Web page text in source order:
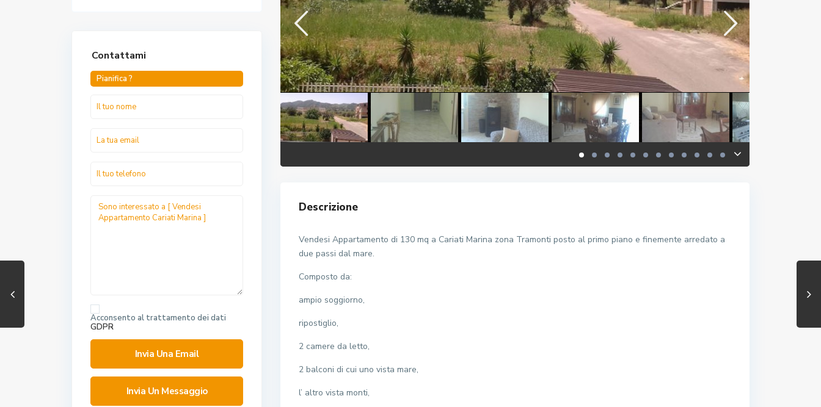
Descrizione
Vendesi Appartamento di 130 mq a Cariati Marina zona Tramonti posto al primo piano e finemente arredato a
due passi dal mare.
Composto da:
ampio soggiorno,
ripostiglio,
2 camere da letto,
2 balconi di cui uno vista mare,
l’ altro vista monti,
Contattami
Pianifica ?
Acconsento al trattamento dei dati
GDPR